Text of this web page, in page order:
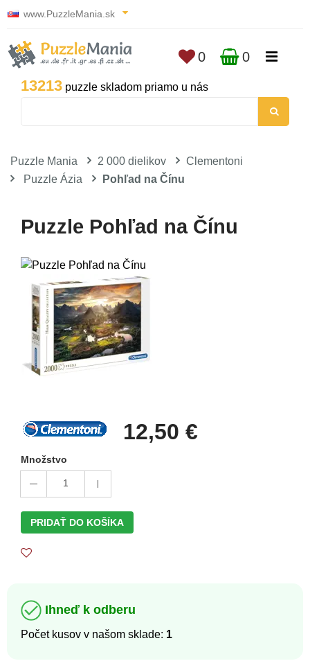
www.PuzzleMania.sk
13213 puzzle skladom priamo u nás
0 0
Puzzle Mania 2 000 dielikov
Clementoni
Puzzle Ázia
Pohľad na Čínu
Puzzle Pohľad na Čínu
12,50 €
Množstvo
1
PRIDAŤ DO KOŠÍKA
Ihneď k odberu
Počet kusov v našom sklade: 1